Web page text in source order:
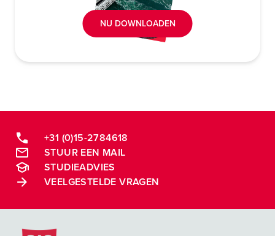
NU DOWNLOADEN
+31 (0)15-2784618
STUUR EEN MAIL
STUDIEADVIES
VEELGESTELDE VRAGEN